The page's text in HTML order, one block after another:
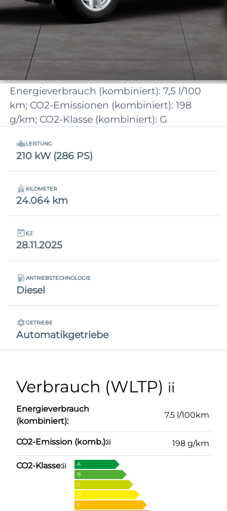
Energieverbrauch (kombiniert): 7,5 l/100
km; CO2-Emissionen (kombiniert): 198
g/km; CO2-Klasse (kombiniert): G
LEISTUNG
210 kW (286 PS)
KILOMETER
24.064 km
EZ
28.11.2025
ANTRIEBSTECHNOLOGIE
Diesel
GETRIEBE
Automatikgetriebe
Verbrauch (WLTP) ii
Energieverbrauch
(kombiniert):
7.5 l/100km
CO2-Emission (komb.):ii 198 g/km
CO2-Klasse:ii
A
B
C
D
E